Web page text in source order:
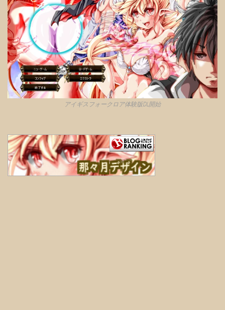
アイギスフォークロア体験版DL開始